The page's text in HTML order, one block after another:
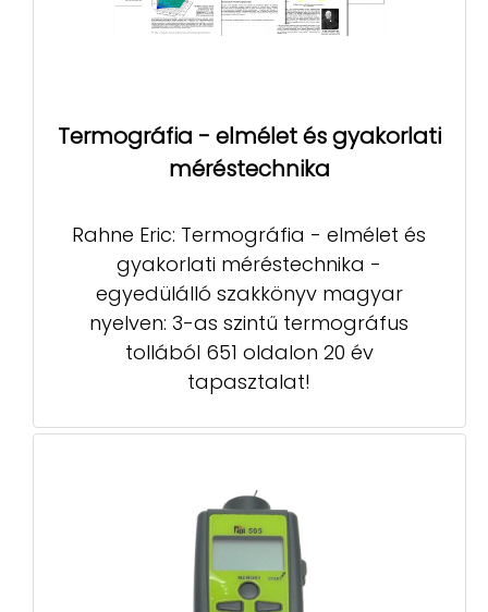
Termográfia - elmélet és gyakorlati
méréstechnika
Rahne Eric: Termográfia - elmélet és
gyakorlati méréstechnika -
egyedülálló szakkönyv magyar
nyelven: 3-as szintű termográfus
tollából 651 oldalon 20 év
tapasztalat!